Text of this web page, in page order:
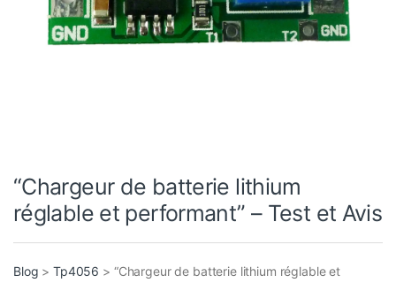
“Chargeur de batterie lithium
réglable et performant” – Test et Avis
Blog >Tp4056 > “Chargeur de batterie lithium réglable et